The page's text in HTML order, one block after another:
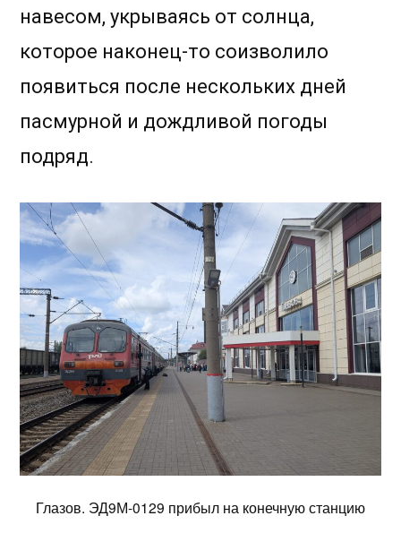
навесом, укрываясь от солнца,
которое наконец-то соизволило
появиться после нескольких дней
пасмурной и дождливой погоды
подряд.
Глазов. ЭД9М-0129 прибыл на конечную станцию